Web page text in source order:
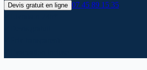
Devis gratuit en ligne 07 45 89 15 35